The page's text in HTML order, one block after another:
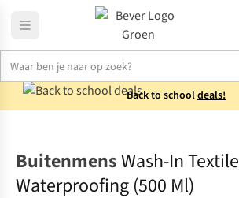
Back to schooldeals!
BuitenmensWash-In Textile
Waterproofing (500 Ml)